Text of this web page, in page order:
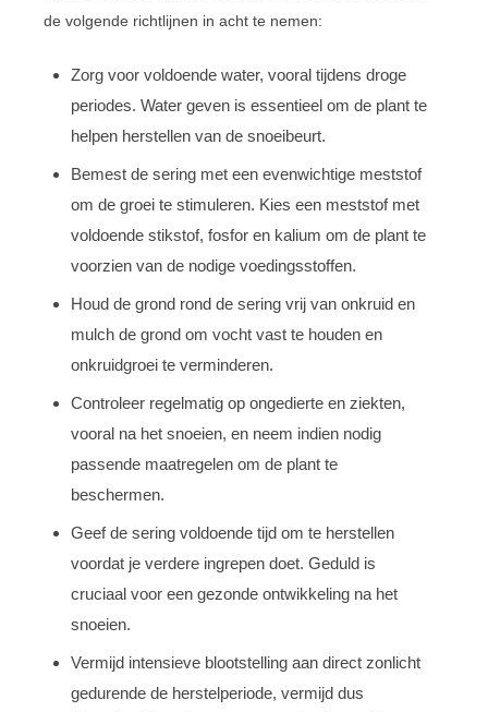
de volgende richtlijnen in acht te nemen:
Zorg voor voldoende water, vooral tijdens droge
periodes. Water geven is essentieel om de plant te
helpen herstellen van de snoeibeurt.
Bemest de sering met een evenwichtige meststof
om de groei te stimuleren. Kies een meststof met
voldoende stikstof, fosfor en kalium om de plant te
voorzien van de nodige voedingsstoffen.
Houd de grond rond de sering vrij van onkruid en
mulch de grond om vocht vast te houden en
onkruidgroei te verminderen.
Controleer regelmatig op ongedierte en ziekten,
vooral na het snoeien, en neem indien nodig
passende maatregelen om de plant te
beschermen.
Geef de sering voldoende tijd om te herstellen
voordat je verdere ingrepen doet. Geduld is
cruciaal voor een gezonde ontwikkeling na het
snoeien.
Vermijd intensieve blootstelling aan direct zonlicht
gedurende de herstelperiode, vermijd dus